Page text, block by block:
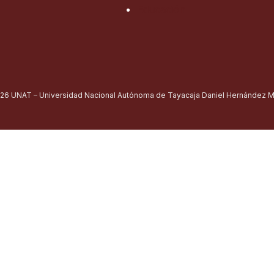
UNAT – Universidad Nacional Autónoma de Tayacaja Daniel Hernández